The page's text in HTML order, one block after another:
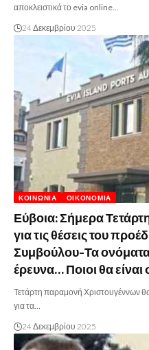
αποκλειστικά το evia online…
24 Δεκεμβρίου 2025
ΚΟΙΝΩΝΊΑ ΟΙΚΟΝΟΜΊΑ
Εύβοια: Σήμερα
για τις θέσεις του
Συμβούλου-Τα
έρευνα… Ποιοι θα
Τετάρτη παραμονή Χριστουγέννων
για τα…
24 Δεκεμβρίου 2025